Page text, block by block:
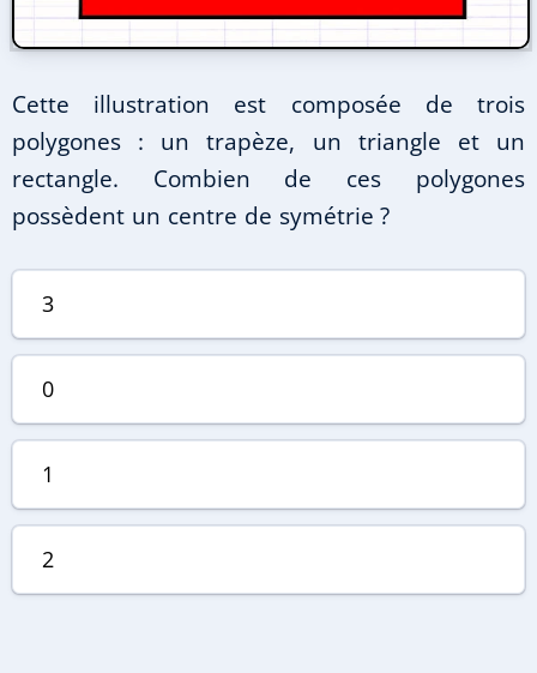
Cette illustration est composée de trois
polygones : un trapèze, un triangle et un
rectangle. Combien de ces polygones
possèdent un centre de symétrie ?
3
0
1
2